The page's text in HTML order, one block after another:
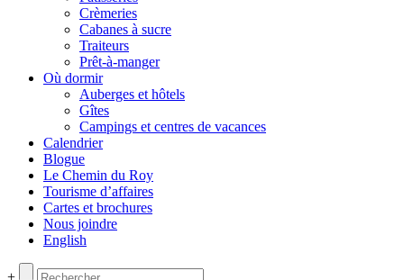
Crèmeries
Cabanes à sucre
Traiteurs
Prêt-à-manger
Où dormir
Auberges et hôtels
Gîtes
Campings et centres de vacances
Calendrier
Blogue
Le Chemin du Roy
Tourisme d’affaires
Cartes et brochures
Nous joindre
English
+